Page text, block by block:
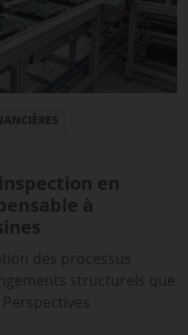
en
à
des processus
structurels que